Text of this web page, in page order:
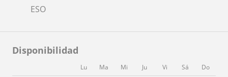
ESO
Disponibilidad
Lu Ma Mi Ju Vi Sá Do